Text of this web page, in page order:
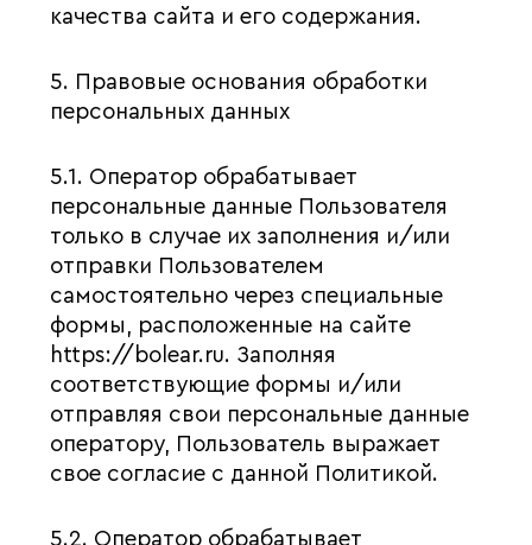
качества сайта и его содержания.
5. Правовые основания обработки
персональных данных
5.1. Оператор обрабатывает
персональные данные Пользователя
только в случае их заполнения и/или
отправки Пользователем
самостоятельно через специальные
формы, расположенные на сайте
https://bolear.ru. Заполняя
соответствующие формы и/или
отправляя свои персональные данные
оператору, Пользователь выражает
свое согласие с данной Политикой.
5.2. Оператор обрабатывает